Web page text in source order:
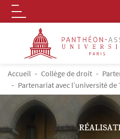
Aller au contenu principal
Logo
FIL D'ARIANE
Accueil Collège de droit
Partenariat avec l’université de